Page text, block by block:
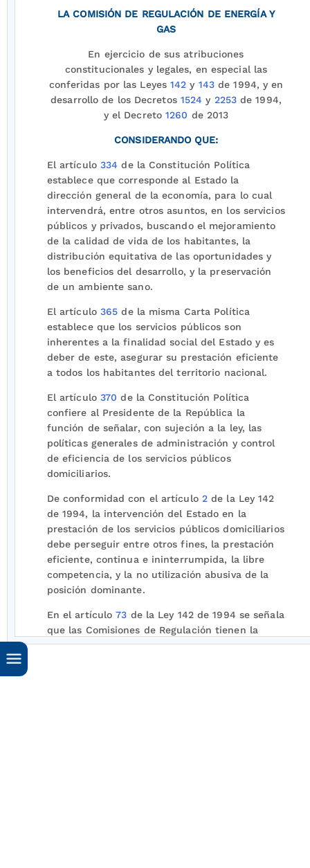
LA COMISIÓN DE REGULACIÓN DE ENERGÍA Y
GAS
En ejercicio de sus atribuciones
constitucionales y legales, en especial las
conferidas por las Leyes142 y 143 de 1994, y en
desarrollo de los Decretos 1524 y 2253de 1994,
y el Decreto1260 de 2013
CONSIDERANDO QUE:
El artículo 334 de la Constitución Política
establece que corresponde al Estado la
dirección general de la economía, para lo cual
intervendrá, entre otros asuntos, en los servicios
públicos y privados, buscando el mejoramiento
de la calidad de vida de los habitantes, la
distribución equitativa de las oportunidades y
los beneficios del desarrollo, y la preservación
de un ambiente sano.
El artículo 365 de la misma Carta Política
establece que los servicios públicos son
inherentes a la finalidad social del Estado y es
deber de este, asegurar su prestación eficiente
a todos los habitantes del territorio nacional.
El artículo 370 de la Constitución Política
confiere al Presidente de la República la
función de señalar, con sujeción a la ley, las
políticas generales de administración y control
de eficiencia de los servicios públicos
domiciliarios.
De conformidad con el artículo 2 de la Ley 142
de 1994, la intervención del Estado en la
prestación de los servicios públicos domiciliarios
debe perseguir entre otros fines, la prestación
eficiente, continua e ininterrumpida, la libre
competencia, y la no utilización abusiva de la
posición dominante.
En el artículo73 de la Ley 142 de 1994 se señala
que las Comisiones de Regulación tienen la
función de promover la competencia entre